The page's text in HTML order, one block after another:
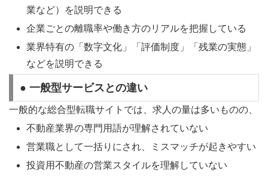
業など）を説明できる
企業ごとの離職率や働き方のリアルを把握している
業界特有の「数字文化」「評価制度」「残業の実態」
などを説明できる
● 一般型サービスとの違い
一般的な総合型転職サイトでは、求人の量は多いものの、
不動産業界の専門用語が理解されていない
営業職として一括りにされ、ミスマッチが起きやすい
投資用不動産の営業スタイルを理解していない